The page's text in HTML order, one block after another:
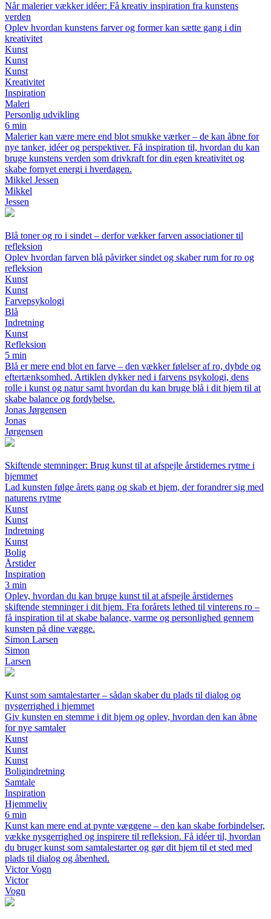
Når malerier vækker idéer: Få kreativ inspiration fra kunstens
verden
Oplev hvordan kunstens farver og former kan sætte gang i din
kreativitet
Kunst
Kunst
Kunst
Kreativitet
Inspiration
Maleri
Personlig udvikling
6 min
Malerier kan være mere end blot smukke værker – de kan åbne for
nye tanker, idéer og perspektiver. Få inspiration til, hvordan du kan
bruge kunstens verden som drivkraft for din egen kreativitet og
skabe fornyet energi i hverdagen.
Mikkel Jessen
Mikkel
Jessen
Blå toner og ro i sindet – derfor vækker farven associationer til
refleksion
Oplev hvordan farven blå påvirker sindet og skaber rum for ro og
refleksion
Kunst
Kunst
Farvepsykologi
Blå
Indretning
Kunst
Refleksion
5 min
Blå er mere end blot en farve – den vækker følelser af ro, dybde og
eftertænksomhed. Artiklen dykker ned i farvens psykologi, dens
rolle i kunst og natur samt hvordan du kan bruge blå i dit hjem til at
skabe balance og fordybelse.
Jonas Jørgensen
Jonas
Jørgensen
Skiftende stemninger: Brug kunst til at afspejle årstidernes rytme i
hjemmet
Lad kunsten følge årets gang og skab et hjem, der forandrer sig med
naturens rytme
Kunst
Kunst
Indretning
Kunst
Bolig
Årstider
Inspiration
3 min
Oplev, hvordan du kan bruge kunst til at afspejle årstidernes
skiftende stemninger i dit hjem. Fra forårets lethed til vinterens ro –
få inspiration til at skabe balance, varme og personlighed gennem
kunsten på dine vægge.
Simon Larsen
Simon
Larsen
Kunst som samtalestarter – sådan skaber du plads til dialog og
nysgerrighed i hjemmet
Giv kunsten en stemme i dit hjem og oplev, hvordan den kan åbne
for nye samtaler
Kunst
Kunst
Kunst
Boligindretning
Samtale
Inspiration
Hjemmeliv
6 min
Kunst kan mere end at pynte væggene – den kan skabe forbindelser,
vække nysgerrighed og inspirere til refleksion. Få idéer til, hvordan
du bruger kunst som samtalestarter og gør dit hjem til et sted med
plads til dialog og åbenhed.
Victor Vogn
Victor
Vogn